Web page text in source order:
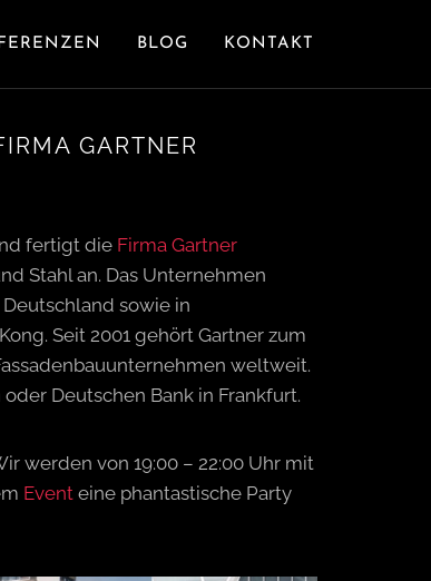
BLOG KONTAKT
GARTNER
fertigt die Firma Gartner
Stahl an. Das Unternehmen
sowie in
Seit 2001 gehört Gartner zum
weltweit.
Deutschen Bank in Frankfurt.
werden von 19:00 – 22:00 Uhr mit
Event eine phantastische Party